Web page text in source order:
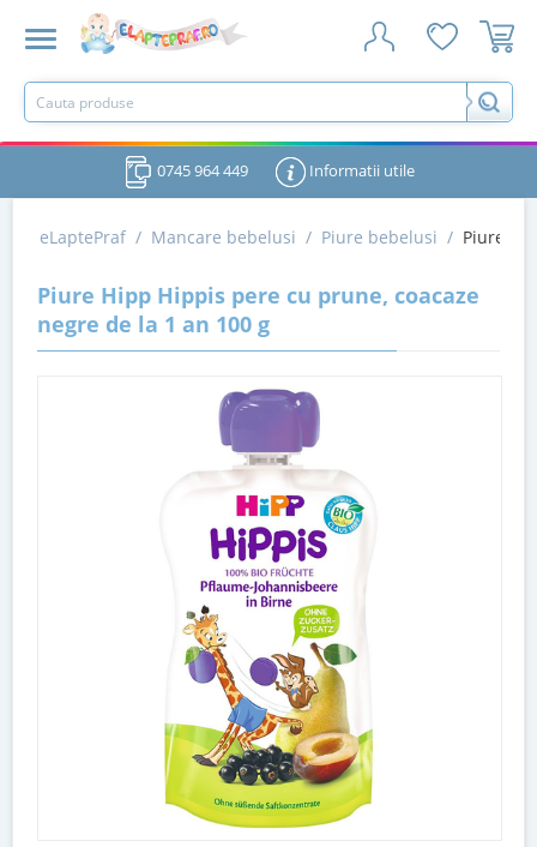
0745 964 449 Informatii utile
eLaptePraf / Mancare bebelusi / Piure bebelusi / Piure
Piure Hipp Hippis pere cu prune, coacaze
negre de la 1 an 100 g